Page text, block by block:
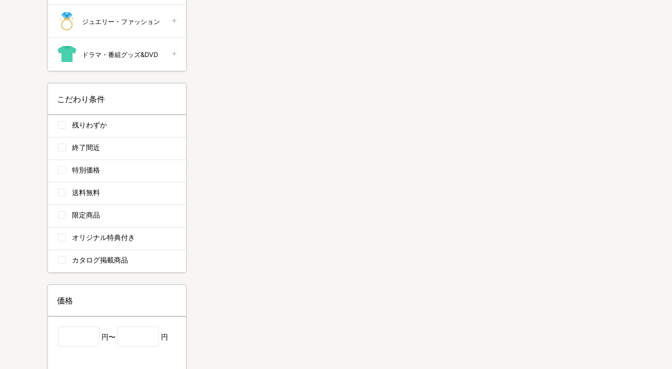
ジュエリー・ファッション
ドラマ・番組グッズ&DVD
こだわり条件
残りわずか
終了間近
特別価格
送料無料
限定商品
オリジナル特典付き
カタログ掲載商品
価格
円〜 円